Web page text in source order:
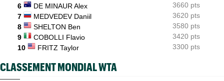
6
DE MINAUR Alex
3660 pts
7
MEDVEDEV Daniil
3620 pts
8
SHELTON Ben
3580 pts
9
COBOLLI Flavio
3420 pts
10
FRITZ Taylor 3300 pts
CLASSEMENT MONDIAL WTA